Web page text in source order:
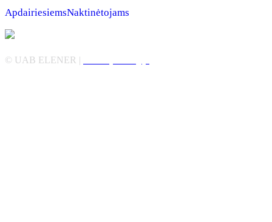
ApdairiesiemsNaktinėtojams
© UAB ELENER |